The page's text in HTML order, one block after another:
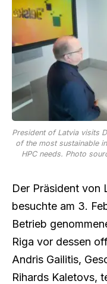
President of Latvia visits
of the most sustainable
HPC needs. Photo
Der Präsident von
besuchte am 3.
Betrieb
Riga vor dessen
Andris Gailitis,
Rihards Kaletovs,